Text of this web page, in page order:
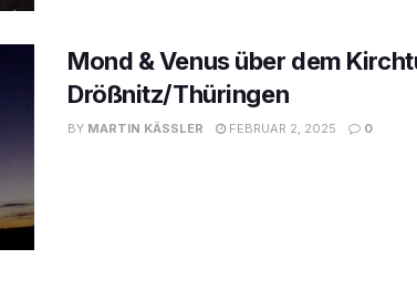
Mond & Venus über dem
Drößnitz/Thüringen
BY MARTIN KÄSSLER FEBRUAR 2, 2025 0